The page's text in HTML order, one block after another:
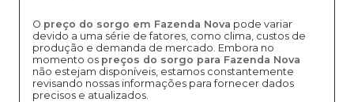
O preço do sorgo em Fazenda Nova pode variar
devido a uma série de fatores, como clima, custos de
produção e demanda de mercado. Embora no
momento os preços do sorgo para Fazenda Nova
não estejam disponíveis, estamos constantemente
revisando nossas informações para fornecer dados
precisos e atualizados.